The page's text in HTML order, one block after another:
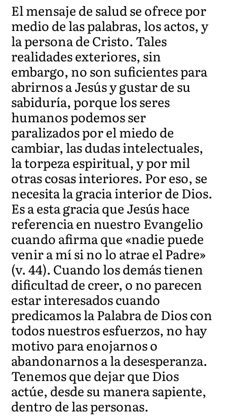
El mensaje de salud se ofrece por
medio de las palabras, los actos, y
la persona de Cristo. Tales
realidades exteriores, sin
embargo, no son suficientes para
abrirnos a Jesús y gustar de su
sabiduría, porque los seres
humanos podemos ser
paralizados por el miedo de
cambiar, las dudas intelectuales,
la torpeza espiritual, y por mil
otras cosas interiores. Por eso, se
necesita la gracia interior de Dios.
Es a esta gracia que Jesús hace
referencia en nuestro Evangelio
cuando afirma que «nadie puede
venir a mí si no lo atrae el Padre»
(v. 44). Cuando los demás tienen
dificultad de creer, o no parecen
estar interesados cuando
predicamos la Palabra de Dios con
todos nuestros esfuerzos, no hay
motivo para enojarnos o
abandonarnos a la desesperanza.
Tenemos que dejar que Dios
actúe, desde su manera sapiente,
dentro de las personas.